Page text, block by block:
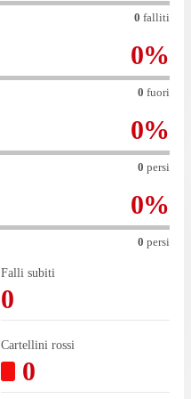
0 falliti
0%
0 fuori
0%
0 persi
0%
0 persi
Falli subiti
0
Cartellini rossi
0